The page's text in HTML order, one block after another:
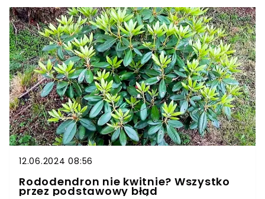
ogrodach. Aby plony były obfite, warto
zastosować kilka trików.Nie wystarczy tylko
przestrzegać wymagań glebowych, ale trzeba
także zapewnić borówce dobre warunki i
dostarczać niezbędnych substancji odżywczych.
Ważna jest także jedna praktyka, o której warto
pamiętać, aby móc cieszyć się dorodnymi
owocami.
12.06.2024 08:56
Rododendron nie kwitnie? Wszystko
przez podstawowy błąd